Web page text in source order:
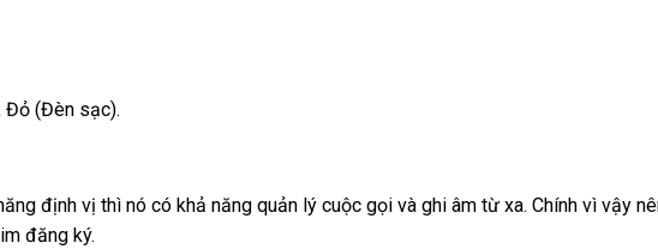
Đỏ (Đèn sạc).
định vị thì nó có khả năng quản lý cuộc gọi và ghi âm từ xa. Chính vì vậy
đăng ký.